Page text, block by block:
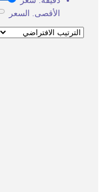
الأقصى. السعر